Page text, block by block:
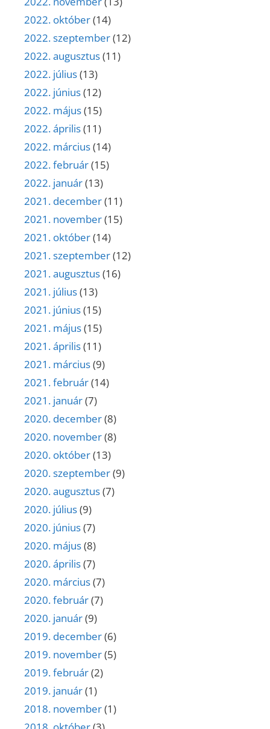
2022. október(14)
2022. szeptember(12)
2022. augusztus(11)
2022. július(13)
2022. június(12)
2022. május(15)
2022. április(11)
2022. március(14)
2022. február(15)
2022. január(13)
2021. december(11)
2021. november(15)
2021. október(14)
2021. szeptember(12)
2021. augusztus(16)
2021. július(13)
2021. június(15)
2021. május(15)
2021. április(11)
2021. március(9)
2021. február(14)
2021. január(7)
2020. december(8)
2020. november(8)
2020. október(13)
2020. szeptember(9)
2020. augusztus(7)
2020. július(9)
2020. június(7)
2020. május(8)
2020. április(7)
2020. március(7)
2020. február(7)
2020. január(9)
2019. december(6)
2019. november(5)
2019. február(2)
2019. január(1)
2018. november(1)